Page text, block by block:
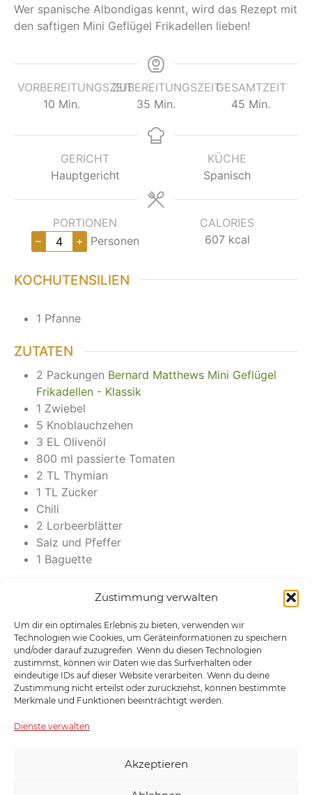
Zustimmung verwalten
Um dir ein optimales Erlebnis zu bieten, verwenden wir
Technologien wie Cookies, um Geräteinformationen zu speichern
und/oder darauf zuzugreifen. Wenn du diesen Technologien
zustimmst, können wir Daten wie das Surfverhalten oder
eindeutige IDs auf dieser Website verarbeiten. Wenn du deine
Zustimmung nicht erteilst oder zurückziehst, können bestimmte
Merkmale und Funktionen beeinträchtigt werden.
Dienste verwalten
Akzeptieren
Wer spanische Albondigas kennt, wird das Rezept mit
den saftigen Mini Geflügel Frikadellen lieben!
VORBEREITUNGSZEIT
10 Min.
ZUBEREITUNGSZEIT
35 Min.
GESAMTZEIT
45 Min.
GERICHT
Hauptgericht
KÜCHE
Spanisch
PORTIONEN
–
+ Personen
CALORIES
607 kcal
KOCHUTENSILIEN
1 Pfanne
ZUTATEN
2 Packungen Bernard Matthews Mini Geflügel
Frikadellen - Klassik
1 Zwiebel
5 Knoblauchzehen
3 EL Olivenöl
800 ml passierte Tomaten
2 TL Thymian
1 TL Zucker
Chili
2 Lorbeerblätter
Salz und Pfeffer
1 Baguette
ANLEITUNGEN
Zwiebel und 3 Knoblauchzehen schälen und fein
hacken. In der Pfanne mit dem Olivenöl glasig
anschwitzen.
1 Zwiebel, 5 Knoblauchzehen, 3 EL Olivenöl
Mit den passierten Tomaten, Thymian, Zucker,
Pfeffer circa 20 Minuten köcheln lassen.
Chili, 2 Lorbeerblätter,